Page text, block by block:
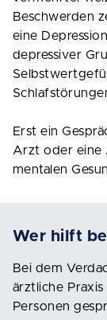
Beschwerden
eine
depressiver
Erst ein
Arzt oder eine
mentalen
Wer hilft
Bei dem
ärztliche
Personen